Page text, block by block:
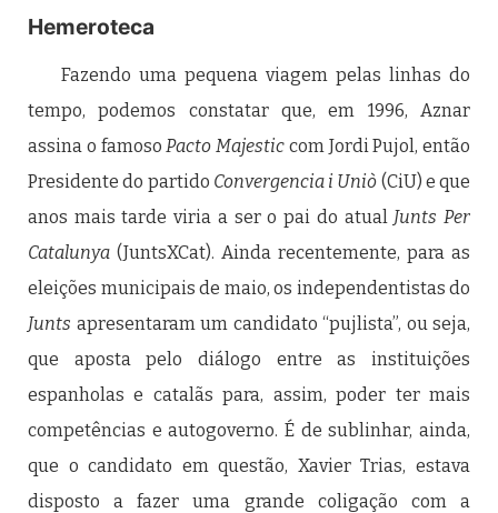
Hemeroteca
Fazendo uma pequena viagem pelas linhas do
tempo, podemos constatar que, em 1996, Aznar
assina o famosoPacto Majestic com Jordi Pujol, então
Presidente do partido Convergencia i Uniò (CiU) e que
anos mais tarde viria a ser o pai do atual Junts Per
Catalunya (JuntsXCat). Ainda recentemente, para as
eleições municipais de maio, os independentistas do
Junts apresentaram um candidato “pujlista”, ou seja,
que aposta pelo diálogo entre as instituições
espanholas e catalãs para, assim, poder ter mais
competências e autogoverno. É de sublinhar, ainda,
que o candidato em questão, Xavier Trias, estava
disposto a fazer uma grande coligação com a